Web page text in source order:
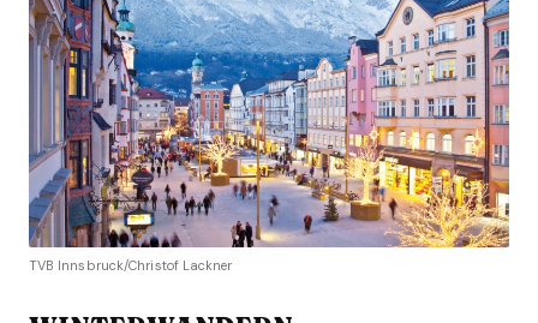
TVB Innsbruck/Christof Lackner